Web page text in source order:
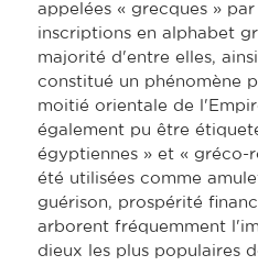
appelées « grecques »
inscriptions en alphabet
majorité d'entre elles,
constitué un phénomène
moitié orientale de
également pu être
égyptiennes » et « gréco-
été utilisées comme
guérison, prospérité
arborent fréquemment
dieux les plus populaires